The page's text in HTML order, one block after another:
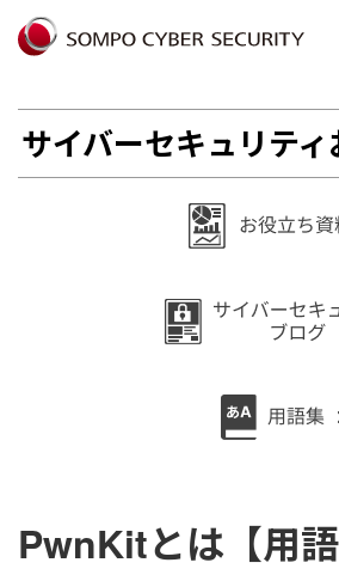
サイバーセキュリテ
PwnKitとは【用語